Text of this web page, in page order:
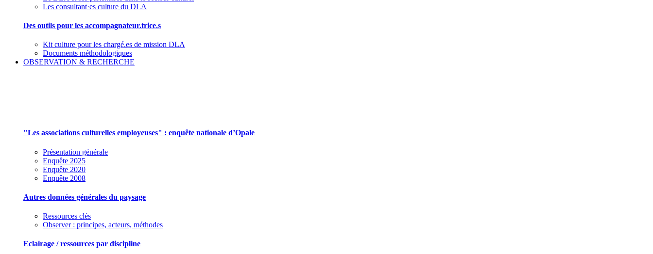
Les consultant·es culture du DLA
Des outils pour les accompagnateur.trice.s
Kit culture pour les chargé.es de mission DLA
Documents méthodologiques
OBSERVATION & RECHERCHE
"Les associations culturelles employeuses" : enquête nationale d’Opale
Présentation générale
Enquête 2025
Enquête 2020
Enquête 2008
Autres données générales du paysage
Ressources clés
Observer : principes, acteurs, méthodes
Eclairage / ressources par discipline